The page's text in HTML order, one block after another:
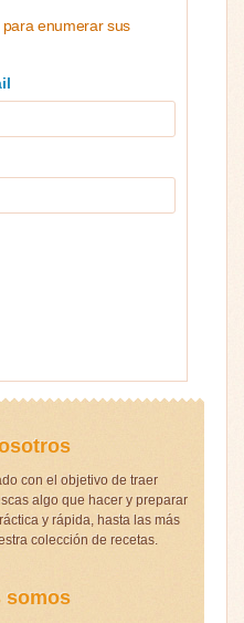
enumerar sus
con el objetivo de traer
algo que hacer y preparar
y rápida, hasta las más
colección de recetas.
somos